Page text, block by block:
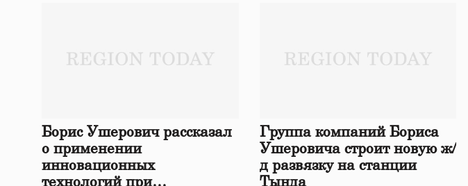
Борис Ушерович рассказал
о применении
инновационных
технологий при
Группа компаний Бориса
Ушеровича строит новую ж/
д развязку на станции
Тында